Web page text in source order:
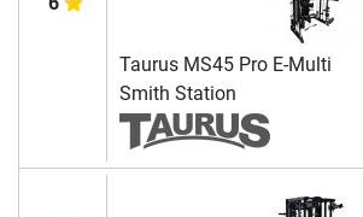
Taurus MS45 Pro E-Multi
Smith Station